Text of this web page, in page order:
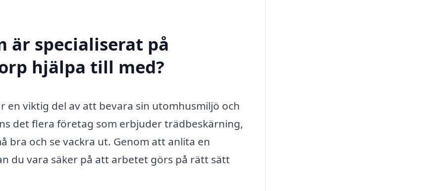
är specialiserat på
hjälpa till med?
viktig del av att bevara sin utomhusmiljö och
det flera företag som erbjuder trädbeskärning,
bra och se vackra ut. Genom att anlita en
du vara säker på att arbetet görs på rätt sätt